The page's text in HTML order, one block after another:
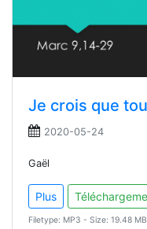
Je crois que
2020-05-24
Gaël
Plus
Filetype: MP3 - Size: 19.48